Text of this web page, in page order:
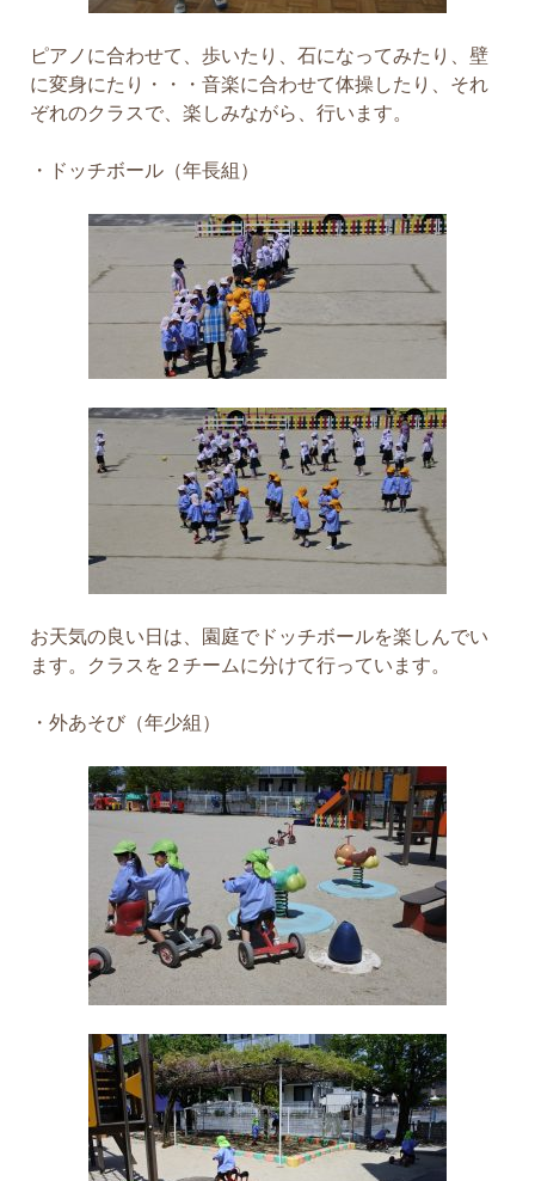
ピアノに合わせて、歩いたり、石になってみたり、壁
に変身にたり・・・音楽に合わせて体操したり、それ
ぞれのクラスで、楽しみながら、行います。
・ドッチボール（年長組）
お天気の良い日は、園庭でドッチボールを楽しんでい
ます。クラスを２チームに分けて行っています。
・外あそび（年少組）